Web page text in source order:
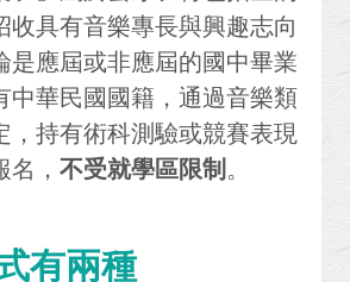
收具有音樂專長與興趣志向
是應屆或非應屆的國中畢業
中華民國國籍，通過音樂類
，持有術科測驗或競賽表現
名， 不受就學區限制 。
有兩種